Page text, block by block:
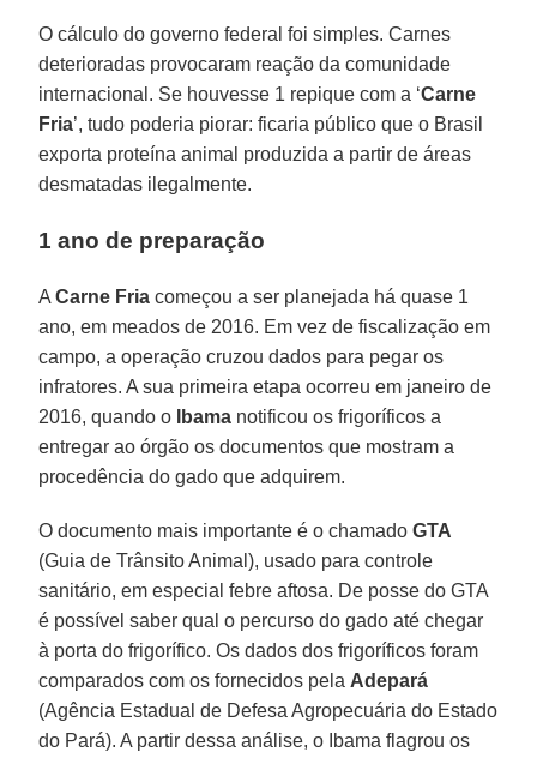
O cálculo do governo federal foi simples. Carnes
deterioradas provocaram reação da comunidade
internacional. Se houvesse 1 repique com a ‘Carne
Fria’, tudo poderia piorar: ficaria público que o Brasil
exporta proteína animal produzida a partir de áreas
desmatadas ilegalmente.
1 ano de preparação
ACarne Fria começou a ser planejada há quase 1
ano, em meados de 2016. Em vez de fiscalização em
campo, a operação cruzou dados para pegar os
infratores. A sua primeira etapa ocorreu em janeiro de
2016, quando o
Ibama notificou os frigoríficos a
entregar ao órgão os documentos que mostram a
procedência do gado que adquirem.
O documento mais importante é o chamadoGTA
(Guia de Trânsito Animal), usado para controle
sanitário, em especial febre aftosa. De posse do GTA
é possível saber qual o percurso do gado até chegar
à porta do frigorífico. Os dados dos frigoríficos foram
comparados com os fornecidos pela Adepará
(Agência Estadual de Defesa Agropecuária do Estado
do Pará). A partir dessa análise, o Ibama flagrou os